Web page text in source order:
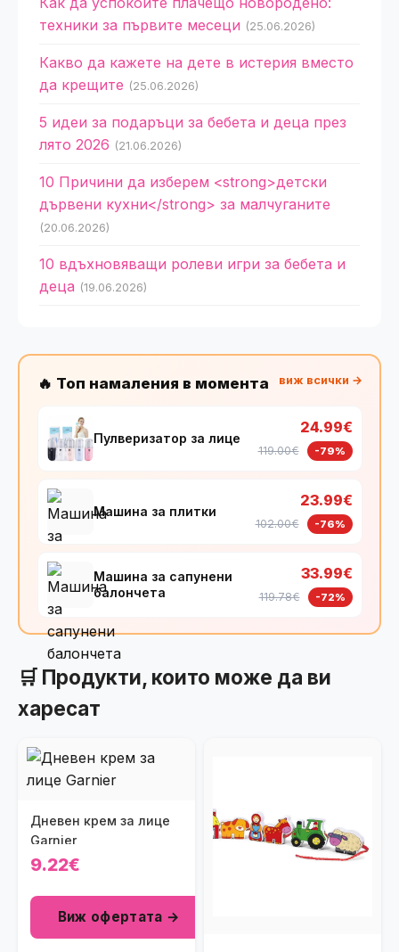
техники за първите месеци (25.06.2026)
Какво да кажете на дете в истерия вместо
да крещите (25.06.2026)
5 идеи за подаръци за бебета и деца през
лято 2026 (21.06.2026)
10 Причини да изберем <strong>детски
дървени кухни</strong> за малчуганите
(20.06.2026)
10 вдъхновяващи ролеви игри за бебета и
деца (19.06.2026)
🔥 Топ намаления в момента виж всички →
Пулверизатор за лице
24.99€
119.00€ -79%
Машина за плитки
23.99€
102.00€ -76%
Машина за сапунени
балончета
33.99€
119.78€ -72%
🛒 Продукти, които може да ви
харесат
Дневен крем за лице
Garnier
9.22€
Виж офертата →